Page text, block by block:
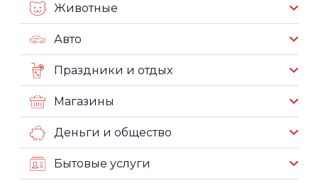
Животные
Авто
Праздники и отдых
Магазины
Деньги и общество
Бытовые услуги